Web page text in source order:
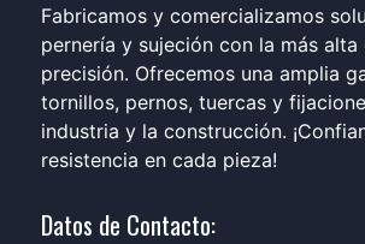
Fabricamos y comercializamos
pernería y sujeción con la más
precisión. Ofrecemos una amplia
tornillos, pernos, tuercas y
industria y la construcción.
resistencia en cada pieza!
Datos de Contacto: